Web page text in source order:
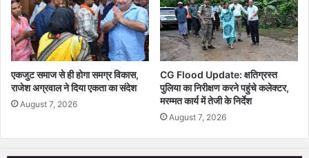
एकजुट समाज से ही होगा समग्र विकास,
राजेश अग्रवाल ने दिया एकता का संदेश
August 7, 2026
CG Flood Update: क्षतिग्रस्त
पुलिया का निरीक्षण करने पहुंचे कलेक्टर,
मरम्मत कार्य में तेजी के निर्देश
August 7, 2026